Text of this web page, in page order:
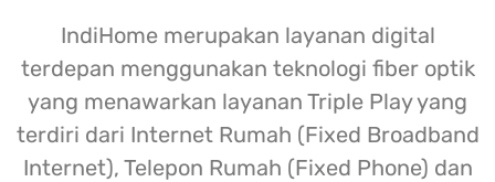
IndiHome merupakan layanan digital
terdepan menggunakan teknologi fiber optik
yang menawarkan layanan Triple Play yang
terdiri dari Internet Rumah (Fixed Broadband
Internet), Telepon Rumah (Fixed Phone) dan